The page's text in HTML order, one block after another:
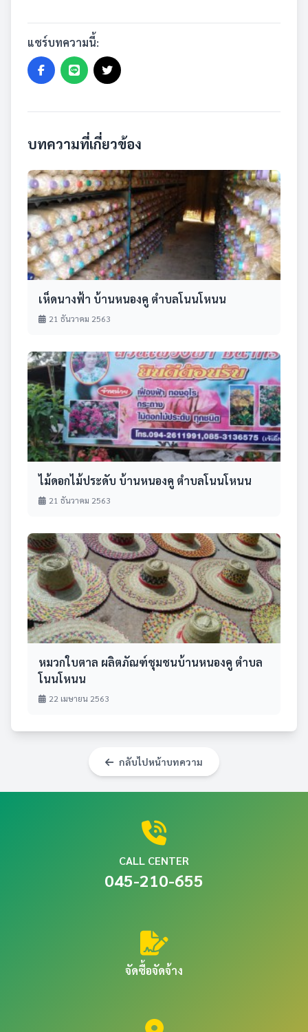
แชร์บทความนี้:
บทความที่เกี่ยวข้อง
เห็ดนางฟ้า บ้านหนองคู ตำบลโนนโหนน
21 ธันวาคม 2563
ไม้ดอกไม้ประดับ บ้านหนองคู ตำบลโนนโหนน
21 ธันวาคม 2563
หมวกใบตาล ผลิตภัณฑ์ชุมชนบ้านหนองคู ตำบล
โนนโหนน
22 เมษายน 2563
กลับไปหน้าบทความ
CALL CENTER
045-210-655
จัดซื้อจัดจ้าง